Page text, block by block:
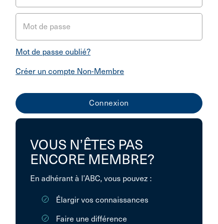
Mot de passe
Mot de passe oublié?
Créer un compte Non-Membre
VOUS N’ÊTES PAS
ENCORE MEMBRE?
En adhérant à l’ABC, vous pouvez :
Élargir vos connaissances
Faire une différence